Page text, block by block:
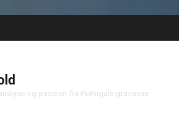
og passion fra Portugals grønsvær